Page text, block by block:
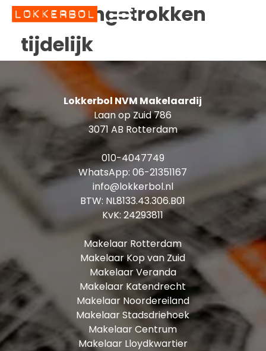
Status:Ingetrokken
tijdelijk
Lokkerbol NVM Makelaardij
Laan op Zuid 786
3071 AB Rotterdam
010-4047749
WhatsApp:06-21351167
info@lokkerbol.nl
BTW: NL8133.43.306.B01
KvK: 24293811
Makelaar Rotterdam
Makelaar Kop van Zuid
Makelaar Veranda
Makelaar Katendrecht
Makelaar Noordereiland
Makelaar Stadsdriehoek
Makelaar Centrum
Makelaar Lloydkwartier